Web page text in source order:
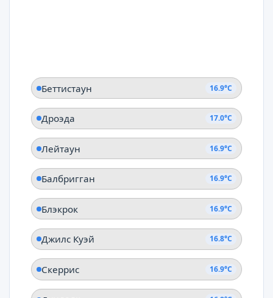
Беттистаун 16.9°C
Дроэда 17.0°C
Лейтаун 16.9°C
Балбригган 16.9°C
Блэкрок 16.9°C
Джилс Куэй 16.8°C
Скеррис 16.9°C